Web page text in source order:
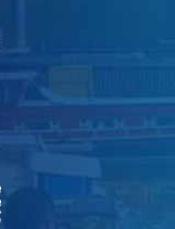
, Ouvre une nouvelle
, Ouvre une nouvelle